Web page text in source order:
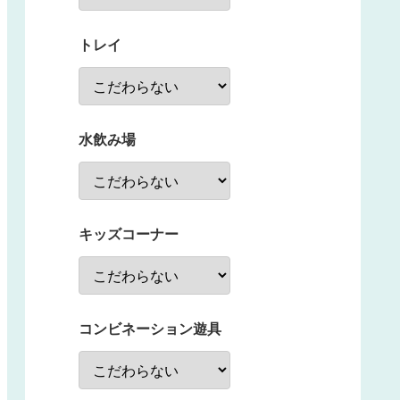
トレイ
水飲み場
キッズコーナー
コンビネーション遊具